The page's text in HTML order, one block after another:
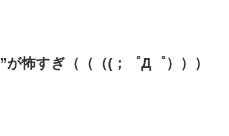
が怖すぎ（（（(；゜Д゜）））